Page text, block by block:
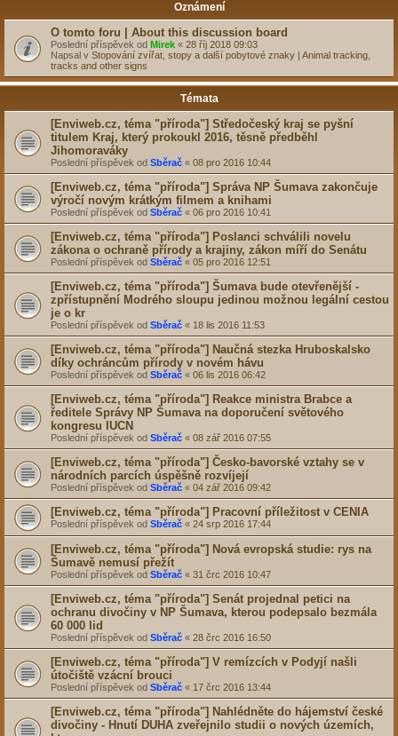
Oznámení
O tomto foru | About this discussion board
Poslední příspěvek od Mirek « 28 říj 2018 09:03
Napsal v Stopování zvířat, stopy a další pobytové znaky | Animal tracking,
tracks and other signs
Témata
[Enviweb.cz, téma "příroda"] Středočeský kraj se pyšní
titulem Kraj, který prokoukl 2016, těsně předběhl
Jihomoraváky
Poslední příspěvek od Sběrač « 08 pro 2016 10:44
[Enviweb.cz, téma "příroda"] Správa NP Šumava zakončuje
výročí novým krátkým filmem a knihami
Poslední příspěvek od Sběrač « 06 pro 2016 10:41
[Enviweb.cz, téma "příroda"] Poslanci schválili novelu
zákona o ochraně přírody a krajiny, zákon míří do Senátu
Poslední příspěvek od Sběrač « 05 pro 2016 12:51
[Enviweb.cz, téma "příroda"] Šumava bude otevřenější -
zpřístupnění Modrého sloupu jedinou možnou legální cestou
je o kr
Poslední příspěvek od Sběrač « 18 lis 2016 11:53
[Enviweb.cz, téma "příroda"] Naučná stezka Hruboskalsko
díky ochráncům přírody v novém hávu
Poslední příspěvek od Sběrač « 06 lis 2016 06:42
[Enviweb.cz, téma "příroda"] Reakce ministra Brabce a
ředitele Správy NP Šumava na doporučení světového
kongresu IUCN
Poslední příspěvek od Sběrač « 08 zář 2016 07:55
[Enviweb.cz, téma "příroda"] Česko-bavorské vztahy se v
národních parcích úspěšně rozvíjejí
Poslední příspěvek od Sběrač « 04 zář 2016 09:42
[Enviweb.cz, téma "příroda"] Pracovní příležitost v CENIA
Poslední příspěvek od Sběrač « 24 srp 2016 17:44
[Enviweb.cz, téma "příroda"] Nová evropská studie: rys na
Šumavě nemusí přežít
Poslední příspěvek od Sběrač « 31 črc 2016 10:47
[Enviweb.cz, téma "příroda"] Senát projednal petici na
ochranu divočiny v NP Šumava, kterou podepsalo bezmála
60 000 lid
Poslední příspěvek od Sběrač « 28 črc 2016 16:50
[Enviweb.cz, téma "příroda"] V remízcích v Podyjí našli
útočiště vzácní brouci
Poslední příspěvek od Sběrač « 17 črc 2016 13:44
[Enviweb.cz, téma "příroda"] Nahlédněte do hájemství české
divočiny - Hnutí DUHA zveřejnilo studii o nových územích,